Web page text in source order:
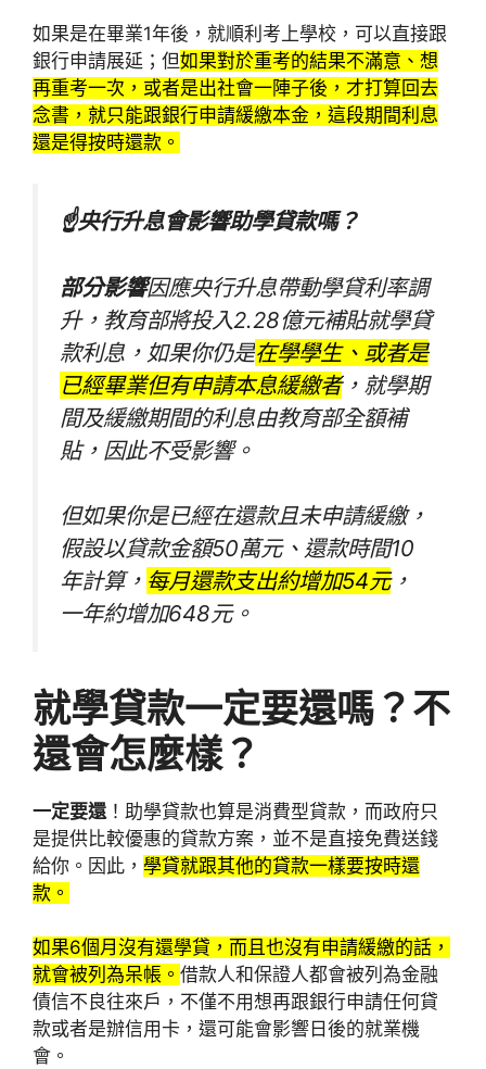
如果是在畢業1年後，就順利考上學校，可以直接跟
銀行申請展延；但如果對於重考的結果不滿意、想
再重考一次，或者是出社會一陣子後，才打算回去
念書，就只能跟銀行申請緩繳本金，這段期間利息
還是得按時還款。
☝央行升息會影響助學貸款嗎？
部分影響因應央行升息帶動學貸利率調
升，教育部將投入2.28億元補貼就學貸
款利息，如果你仍是在學學生、或者是
已經畢業但有申請本息緩繳者，就學期
間及緩繳期間的利息由教育部全額補
貼，因此不受影響。
但如果你是已經在還款且未申請緩繳，
假設以貸款金額50萬元、還款時間10
年計算， 每月還款支出約增加54元，
一年約增加648元。
就學貸款一定要還嗎？不
還會怎麼樣？
一定要還 ！助學貸款也算是消費型貸款，而政府只
是提供比較優惠的貸款方案，並不是直接免費送錢
給你。因此， 學貸就跟其他的貸款一樣要按時還
款。
如果6個月沒有還學貸，而且也沒有申請緩繳的話，
就會被列為呆帳。 借款人和保證人都會被列為金融
債信不良往來戶，不僅不用想再跟銀行申請任何貸
款或者是辦信用卡，還可能會影響日後的就業機
會。